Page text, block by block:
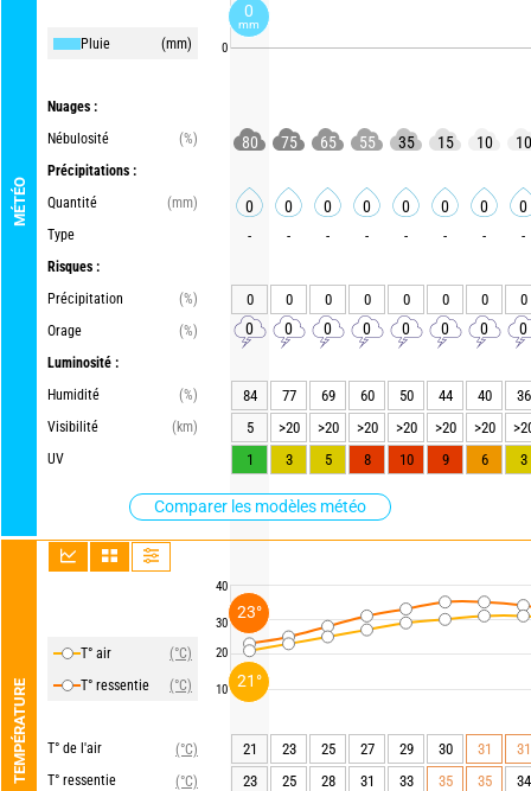
MÉTÉO
Pluie (mm)
Nuages :
Nébulosité
(%)
Précipitations :
Quantité
(mm)
Type
Risques :
Précipitation
(%)
Orage
(%)
Luminosité :
Humidité
(%)
Visibilité
(km)
UV
Comparer les modèles météo
TEMPÉRATURE
T° air
(°C)
T° ressentie
(°C)
T° de l'air
(°C)
T° ressentie
(°C)
0
40
30
20
10
80 75 65 55 35 15 10 10
0 0 0 0 0 0 0 0
- - - - - - - -
0 0 0 0 0 0 0 0
0 0 0 0 0 0 0 0
84 77 69 60 50 44 40
36
5
>20 >20 >20 >20 >20 >20
1
3 5 8 10 9 6 3
21 23 25 27 29 30 31
31
23
25 28 31 33 35 35
34
0
mm
21°
23°